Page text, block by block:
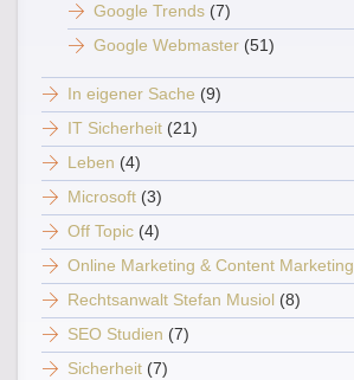
Google Trends (7)
Google Webmaster (51)
In eigener Sache (9)
IT Sicherheit (21)
Leben (4)
Microsoft (3)
Off Topic (4)
Online Marketing & Content Marketing
Rechtsanwalt Stefan Musiol (8)
SEO Studien (7)
Sicherheit (7)